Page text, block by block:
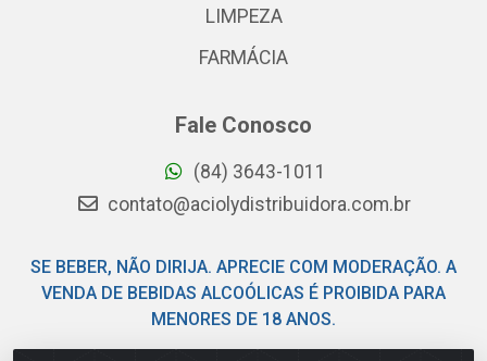
LIMPEZA
FARMÁCIA
Fale Conosco
(84) 3643-1011
contato@aciolydistribuidora.com.br
SE BEBER, NÃO DIRIJA. APRECIE COM MODERAÇÃO. A
VENDA DE BEBIDAS ALCOÓLICAS É PROIBIDA PARA
MENORES DE 18 ANOS.